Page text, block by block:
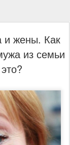
и жены. Как
из семьи